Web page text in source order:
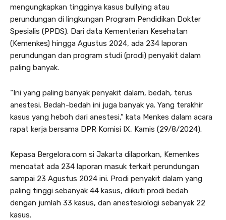
mengungkapkan tingginya kasus bullying atau
perundungan di lingkungan Program Pendidikan Dokter
Spesialis (PPDS). Dari data Kementerian Kesehatan
(Kemenkes) hingga Agustus 2024, ada 234 laporan
perundungan dan program studi (prodi) penyakit dalam
paling banyak.
“Ini yang paling banyak penyakit dalam, bedah, terus
anestesi. Bedah-bedah ini juga banyak ya. Yang terakhir
kasus yang heboh dari anestesi,” kata Menkes dalam acara
rapat kerja bersama DPR Komisi IX, Kamis (29/8/2024).
Kepasa Bergelora.com si Jakarta dilaporkan, Kemenkes
mencatat ada 234 laporan masuk terkait perundungan
sampai 23 Agustus 2024 ini. Prodi penyakit dalam yang
paling tinggi sebanyak 44 kasus, diikuti prodi bedah
dengan jumlah 33 kasus, dan anestesiologi sebanyak 22
kasus.